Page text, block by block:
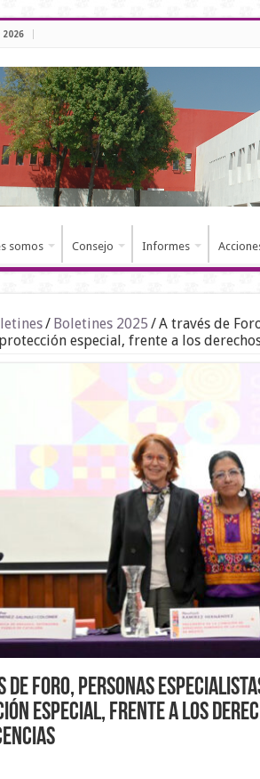
2026
somos Consejo Informes
/ Boletines 2025 /A través de
especial, frente a los
de Foro, personas
especial, frente a los